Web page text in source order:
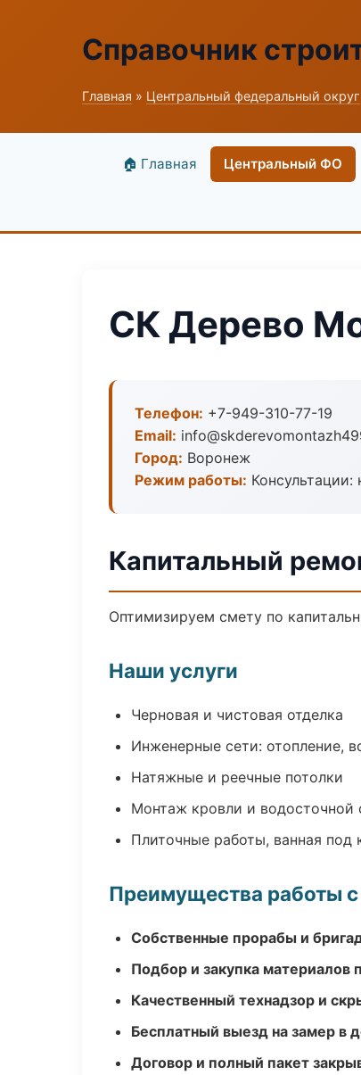
Справочник
Главная » Центральный федеральный округ
🏠 Главная Центральный ФО
СК Дерево
Телефон: +7-949-310-77-19
Email:
Город: Воронеж
Режим работы: Консультации:
Капитальный
Оптимизируем смету по
Наши услуги
Черновая и чистовая отделка
Инженерные сети: отопление,
Натяжные и реечные потолки
Монтаж кровли и водосточной
Плиточные работы, ванная под
Преимущества работы
Собственные прорабы и
Подбор и закупка материалов
Качественный технадзор и
Бесплатный выезд на замер в
Договор и полный пакет